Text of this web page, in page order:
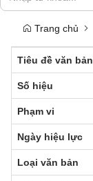
Trang chủ
Tiêu đề văn bản
Số hiệu
Phạm vi
Ngày hiệu lực
Loại văn bản